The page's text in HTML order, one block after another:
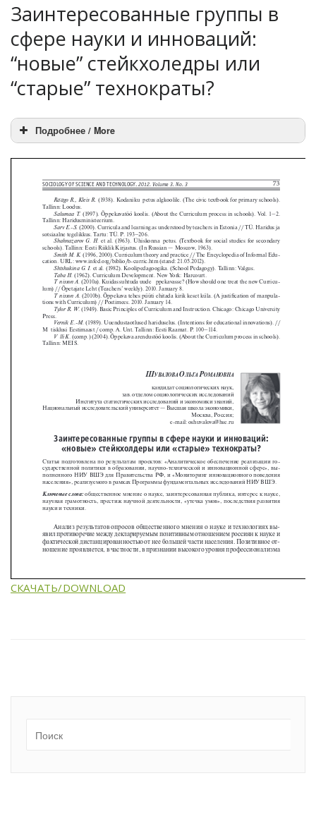
Заинтересованные группы в
сфере науки и инноваций:
“новые” стейкхоледры или
“старые” технократы?
Подробнее / More
СКАЧАТЬ/DOWNLOAD